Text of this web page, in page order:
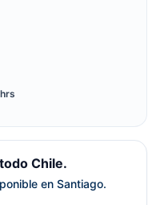
Chile.
en Santiago.